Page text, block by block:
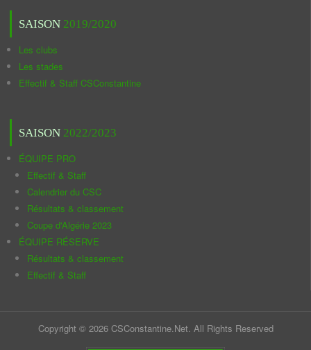
SAISON 2019/2020
Les clubs
Les stades
Effectif & Staff CSConstantine
SAISON 2022/2023
ÉQUIPE PRO
Effectif & Staff
Calendrier du CSC
Résultats & classement
Coupe d'Algérie 2023
ÉQUIPE RÉSERVE
Résultats & classement
Effectif & Staff
Copyright © 2026 CSConstantine.Net. All Rights Reserved